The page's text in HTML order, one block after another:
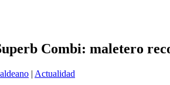
Combi: maletero
| Actualidad